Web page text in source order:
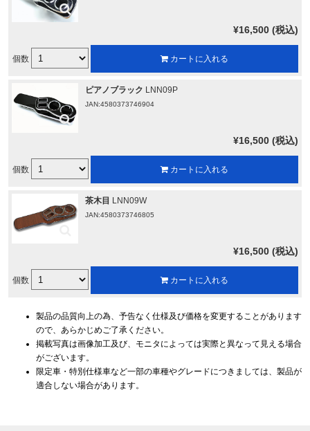
¥16,500 (税込)
個数 カートに入れる
ピアノブラック LNN09P
JAN:4580373746904
¥16,500 (税込)
個数 カートに入れる
茶木目 LNN09W
JAN:4580373746805
¥16,500 (税込)
個数 カートに入れる
製品の品質向上の為、予告なく仕様及び価格を変更することがあります
ので、あらかじめご了承ください。
掲載写真は画像加工及び、モニタによっては実際と異なって見える場合
がございます。
限定車・特別仕様車など一部の車種やグレードにつきましては、製品が
適合しない場合があります。